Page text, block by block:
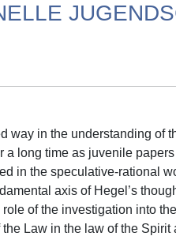
way in the understanding of
long time as juvenile
in the speculative-rational
axis of Hegel’s
of the investigation into
Law in the law of the